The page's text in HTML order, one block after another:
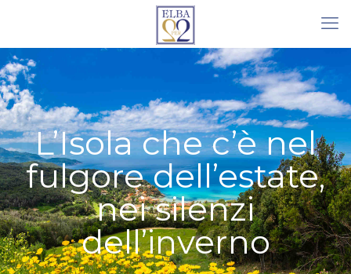
L’Isola che c’è nel
fulgore dell’estate,
nei silenzi
dell’inverno